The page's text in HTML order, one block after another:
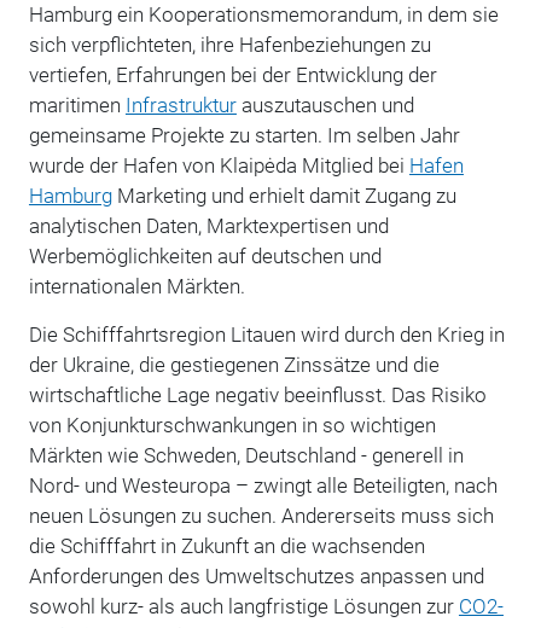
Hamburg ein Kooperationsmemorandum, in dem sie
sich verpflichteten, ihre Hafenbeziehungen zu
vertiefen, Erfahrungen bei der Entwicklung der
maritimen Infrastrukturauszutauschen und
gemeinsame Projekte zu starten. Im selben Jahr
wurde der Hafen von Klaipėda Mitglied bei Hafen
HamburgMarketing und erhielt damit Zugang zu
analytischen Daten, Marktexpertisen und
Werbemöglichkeiten auf deutschen und
internationalen Märkten.
Die Schifffahrtsregion Litauen wird durch den Krieg in
der Ukraine, die gestiegenen Zinssätze und die
wirtschaftliche Lage negativ beeinflusst. Das Risiko
von Konjunkturschwankungen in so wichtigen
Märkten wie Schweden, Deutschland - generell in
Nord- und Westeuropa – zwingt alle Beteiligten, nach
neuen Lösungen zu suchen. Andererseits muss sich
die Schifffahrt in Zukunft an die wachsenden
Anforderungen des Umweltschutzes anpassen und
sowohl kurz- als auch langfristige Lösungen zur CO2-